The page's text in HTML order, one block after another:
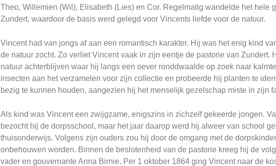
Theo, Willemien (Wil), Elisabeth (Lies) en Cor. Regelmatig wandelde het hele
Zundert, waardoor de basis werd gelegd voor Vincents liefde voor de natuur.
Vincent had van jongs af aan een romantisch karakter. Hij was het enig kind
de natuur zocht. Zo verliet Vincent vaak in zijn eentje de pastorie van Zundert.
natuur achterblijven waar hij langs een oever ronddwaalde op zoek naar
insecten aan het verzamelen voor zijn collectie en probeerde hij planten te
bezig te kunnen houden, aangezien hij het menselijk gezelschap miste in zijn
Als kind was Vincent een zwijgzame, enigszins in zichzelf gekeerde jongen.
bezocht hij de dorpsschool, maar het jaar daarop werd hij alweer van school
thuisonderwijs. Volgens zijn ouders zou hij door de omgang met de
onbehouwen worden. Binnen de beslotenheid van de pastorie kreeg hij de
vader en gouvernante Anna Birnie. Per 1 oktober 1864 ging Vincent naar de